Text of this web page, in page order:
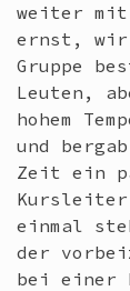
weiter mit
ernst, wir
Gruppe
Leuten,
hohem
und
Zeit ein
einmal
der
bei einer